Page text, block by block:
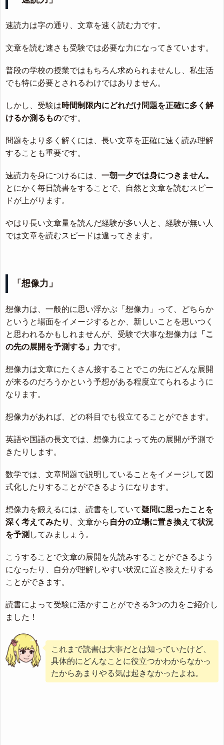
速読力は字の通り、文章を速く読む力です。
文章を読む速さも受験では必要な力になってきています。
普段の学校の授業ではもちろん求められませんし、私生活
でも特に必要とされるわけではありません。
しかし、受験は時間制限内にどれだけ問題を正確に多く解
けるか測るものです。
問題をより多く解くには、長い文章を正確に速く読み理解
することも重要です。
速読力を身につけるには、 一朝一夕では身につきません。
とにかく毎日読書をすることで、自然と文章を読むスピー
ドが上がります。
やはり長い文章量を読んだ経験が多い人と、経験が無い人
では文章を読むスピードは違ってきます。
「想像力」
想像力は、一般的に思い浮かぶ「想像力」って、どちらか
というと場面をイメージするとか、新しいことを思いつく
と思われるかもしれませんが、受験で大事な想像力は 「こ
の先の展開を予測する」力です。
想像力は文章にたくさん接することでこの先にどんな展開
が来るのだろうかという予想がある程度立てられるように
なります。
想像力があれば、どの科目でも役立てることができます。
英語や国語の長文では、想像力によって先の展開が予測で
きたりします。
数学では、文章問題で説明していることをイメージして図
式化したりすることができるようになります。
想像力を鍛えるには、読書をしていて疑問に思ったことを
深く考えてみたり
、文章から 自分の立場に置き換えて状況
を予測 してみましょう。
こうすることで文章の展開を先読みすることができるよう
になったり、自分が理解しやすい状況に置き換えたりする
ことができます。
読書によって受験に活かすことができる3つの力をご紹介し
ました！
これまで読書は大事だとは知っていたけど、
具体的にどんなことに役立つかわからなかっ
たからあまりやる気は起きなかったよね。